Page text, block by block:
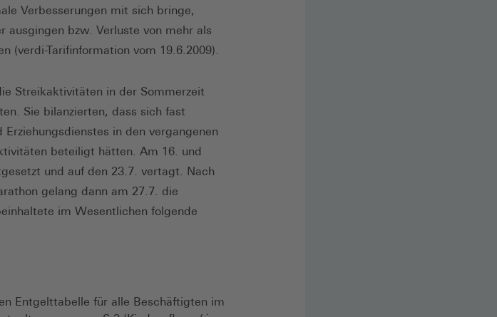
Verbesserungen mit sich bringe,
bzw. Verluste von mehr als
(verdi-Tarifinformation vom 19.6.2009).
Streikaktivitäten in der Sommerzeit
Sie bilanzierten, dass sich fast
in den vergangenen
beteiligt hätten. Am 16. und
und auf den 23.7. vertagt. Nach
gelang dann am 27.7. die
im Wesentlichen folgende
Entgelttabelle für alle Beschäftigten im